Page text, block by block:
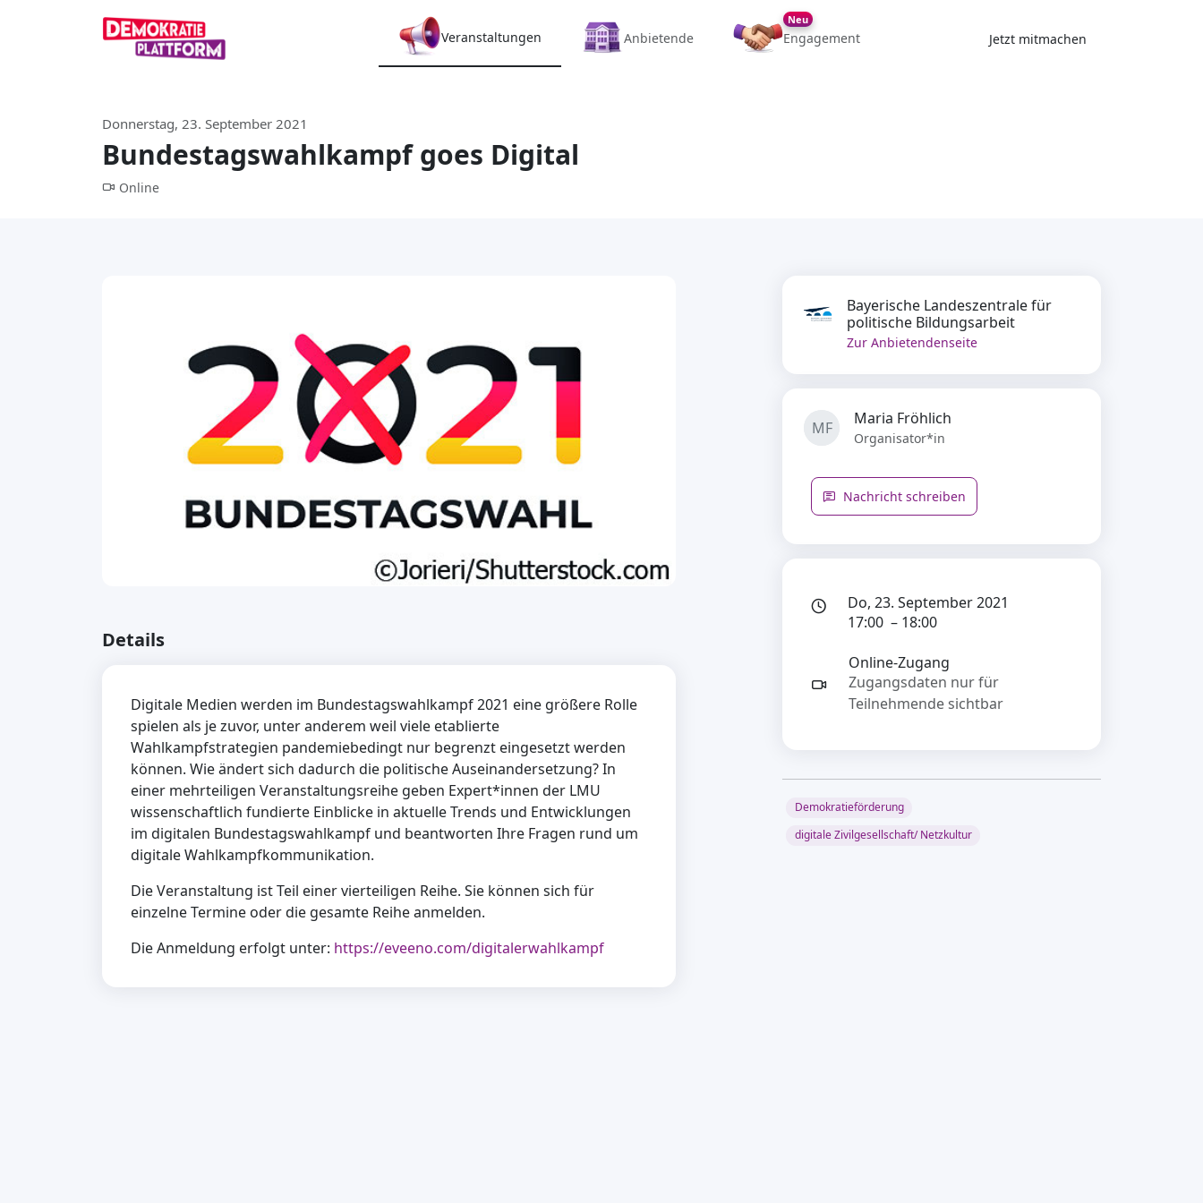
Veranstaltungen Anbietende Engagement
Neu
Jetzt mitmachen
Donnerstag, 23. September 2021
Bundestagswahlkampf goes Digital
Online
Details
Digitale Medien werden im Bundestagswahlkampf 2021 eine größere Rolle
spielen als je zuvor, unter anderem weil viele etablierte
Wahlkampfstrategien pandemiebedingt nur begrenzt eingesetzt werden
können. Wie ändert sich dadurch die politische Auseinandersetzung? In
einer mehrteiligen Veranstaltungsreihe geben Expert*innen der LMU
wissenschaftlich fundierte Einblicke in aktuelle Trends und Entwicklungen
im digitalen Bundestagswahlkampf und beantworten Ihre Fragen rund um
digitale Wahlkampfkommunikation.
Die Veranstaltung ist Teil einer vierteiligen Reihe. Sie können sich für
einzelne Termine oder die gesamte Reihe anmelden.
Die Anmeldung erfolgt unter: https://eveeno.com/digitalerwahlkampf
Bayerische Landeszentrale für
politische Bildungsarbeit
Zur Anbietendenseite
MF Maria Fröhlich
Organisator*in
Nachricht schreiben
Do, 23. September 2021
17:00 – 18:00
Online-Zugang
Zugangsdaten nur für
Teilnehmende sichtbar
Demokratieförderung
digitale Zivilgesellschaft/ Netzkultur